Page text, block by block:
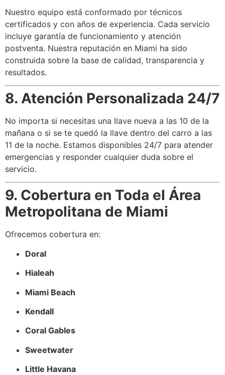
Nuestro equipo está conformado por técnicos
certificados y con años de experiencia. Cada servicio
incluye garantía de funcionamiento y atención
postventa. Nuestra reputación en Miami ha sido
construida sobre la base de calidad, transparencia y
resultados.
8. Atención Personalizada 24/7
No importa si necesitas una llave nueva a las 10 de la
mañana o si se te quedó la llave dentro del carro a las
11 de la noche. Estamos disponibles 24/7 para atender
emergencias y responder cualquier duda sobre el
servicio.
9. Cobertura en Toda el Área
Metropolitana de Miami
Ofrecemos cobertura en:
Doral
Hialeah
Miami Beach
Kendall
Coral Gables
Sweetwater
Little Havana